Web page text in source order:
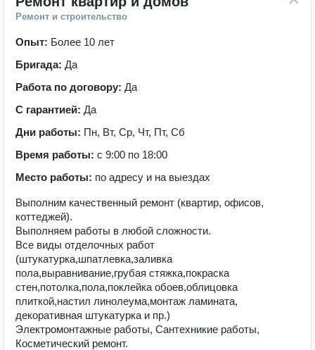
Ремонт и строительство
Опыт: Более 10 лет
Бригада: Да
Работа по договору: Да
С гарантией: Да
Дни работы: Пн, Вт, Ср, Чт, Пт, Сб
Время работы: с 9:00 по 18:00
Место работы: по адресу и на выездах
Выполним качественный ремонт (квартир, офисов,
коттеджей).
Выполняем работы в любой сложности.
Все виды отделочных работ
(штукатурка,шпатлевка,заливка
пола,выравнивание,грубая стяжка,покраска
стен,потолка,пола,поклейка обоев,облицовка
плиткой,настил линолеума,монтаж ламината,
декоративная штукатурка и пр.)
Электромонтажные работы, Сантехникие работы,
Косметический ремонт.